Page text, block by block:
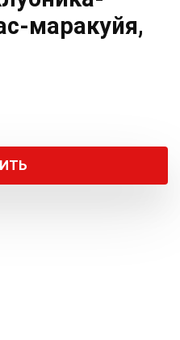
маракуйя,